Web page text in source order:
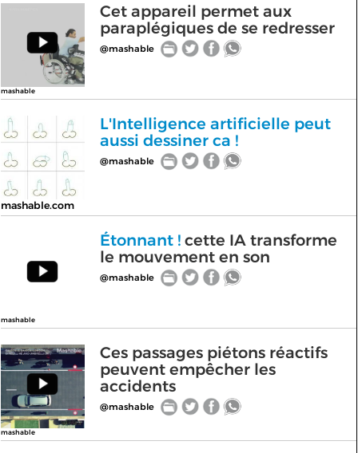
mashable
Cet appareil permet aux
paraplégiques de se redresser
@mashable
mashable.com
L'Intelligence artificielle peut
aussi dessiner ca !
@mashable
mashable
Étonnant !cette IA transforme
le mouvement en son
@mashable
mashable
Ces passages piétons réactifs
peuvent empêcher les
accidents
@mashable